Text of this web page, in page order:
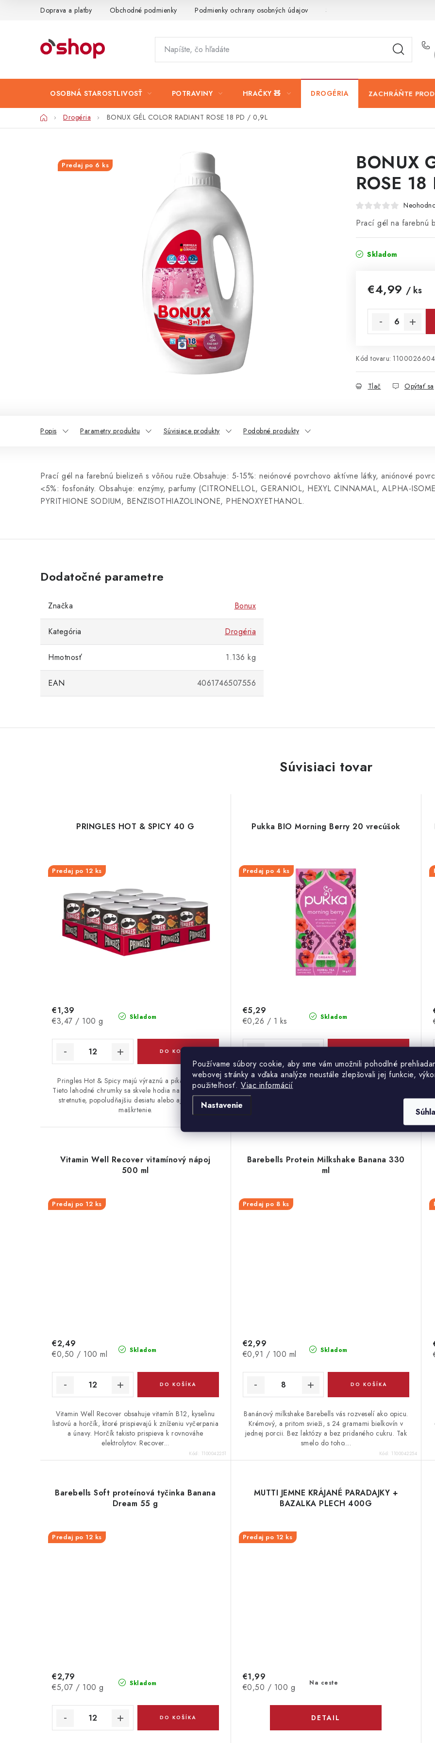
Používame súbory cookie, aby sme vám umožnili pohodlné
webovej stránky a vďaka analýze neustále zlepšovali jej funkcie,
použiteľnosť. Viac informácií
Nastavenie
Doprava a platby Obchodné podmienky Podmienky ochrany osobných údajov Servis a reklamácia
OSOBNÁ STAROSTLIVOSŤ POTRAVINY HRAČKY 🧸 DROGÉRIA ZACHRÁŇTE
DomovDrogéria BONUX GÉL COLOR RADIANT ROSE 18 PD / 0,9L
BONUX
ROSE
Prací gél na farebnú
Skladom
€4,99 / ks
Kód tovaru: 1100026604
Tlač Opýtať sa
Predaj po 6 ks
Popis Parametry produktu Súvisiace produkty Podobné produkty
Prací gél na farebnú bielizeň s vôňou ruže.Obsahuje: 5-15%: neiónové povrchovo aktívne látky, aniónové
<5%: fosfonáty. Obsahuje: enzýmy, parfumy (CITRONELLOL, GERANIOL, HEXYL CINNAMAL, ALPHA-
PYRITHIONE SODIUM, BENZISOTHIAZOLINONE, PHENOXYETHANOL.
Dodatočné parametre
Značka Bonux
Kategória Drogéria
Hmotnosť 1.136 kg
EAN 4061746507556
Súvisiaci tovar
PRINGLES HOT & SPICY 40 G
Predaj po 12 ks
Skladom
€1,39
Jednotková
€3,47 / 100 g
DO KOŠÍKA
Pringles Hot & Spicy majú výraznú a pikantnú chuť.
Tieto lahodné chrumky sa skvele hodia na každú párty,
stretnutie, popoludňajšiu desiatu alebo aj na rýchle
maškrtenie.
Pukka BIO Morning Berry 20 vrecúšok
Predaj po 4 ks
Skladom
€5,29
Jednotková
€0,26 / 1 ks
Táto organická zmes kombinuje šťavnaté bobule s
jemnými bylinkami, ktoré podporujú vitalitu a dobrú
Vitamin Well Recover vitamínový nápoj
500 ml
Predaj po 12 ks
Skladom
€2,49
Jednotková
€0,50 / 100 ml
DO KOŠÍKA
Vitamin Well Recover obsahuje vitamín B12, kyselinu
listovú a horčík, ktoré prispievajú k zníženiu vyčerpania
a únavy. Horčík takisto prispieva k rovnováhe
elektrolytov. Recover...
Kód: 1100042251
Barebells Protein Milkshake Banana 330
ml
Predaj po 8 ks
Skladom
€2,99
Jednotková
€0,91 / 100 ml
DO KOŠÍKA
Banánový milkshake Barebells vás rozveselí ako opicu.
Krémový, a pritom svieži, s 24 gramami bielkovín v
jednej porcii. Bez laktózy a bez pridaného cukru. Tak
smelo do toho....
Kód: 1100042254
Barebells Soft proteínová tyčinka Banana
Dream 55 g
Predaj po 12 ks
Skladom
€2,79
Jednotková
€5,07 / 100 g
DO KOŠÍKA
MUTTI JEMNE KRÁJANÉ PARADAJKY +
BAZALKA PLECH 400G
Predaj po 12 ks
Na ceste
€1,99
Jednotková
€0,50 / 100 g
DETAIL